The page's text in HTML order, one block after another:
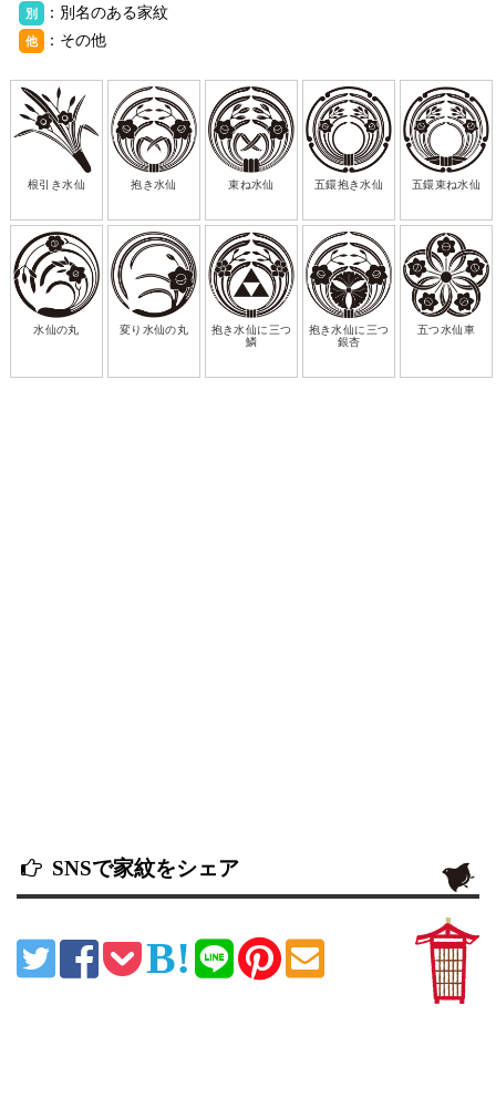
別 ：別名のある家紋
他 ：その他
根引き水仙 抱き水仙 束ね水仙 五鐶抱き水仙 五鐶束ね水仙
水仙の丸 変り水仙の丸
抱き水仙に三つ
鱗
抱き水仙に三つ
銀杏
五つ水仙車
SNSで家紋をシェア